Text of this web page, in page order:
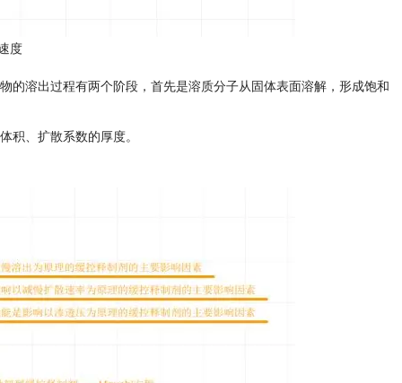
度
的溶出过程有两个阶段，首先是溶质分子从固体表面溶解，形成饱和
积、扩散系数的厚度。